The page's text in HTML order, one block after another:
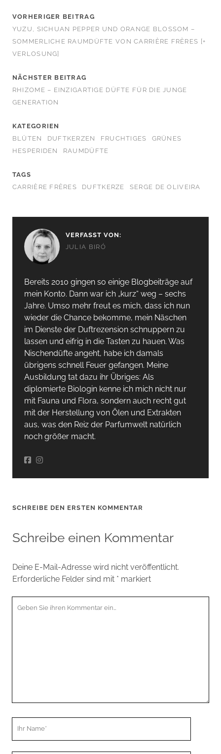
VORHERIGER BEITRAG
YUZU, SICHUAN PEPPER UND ORANGE BLOSSOM –
SOMMERLICHE RAUMDÜFTE VON CARRIÈRE FRÈRES [+
VERLOSUNG]
NÄCHSTER BEITRAG
RHIZOME – EINZIGARTIGE DÜFTE FÜR DIE JUNGE
GENERATION
KATEGORIEN
BLÜTEN
DUFTKERZEN FRUCHTIGES
GRÜNES
HESPERIDEN
RAUMDÜFTE
TAGS
CARRIÈRE FRÈRES
DUFTKERZE SERGE DE OLIVEIRA
VERFASST VON:
JULIA BIRÓ
Bereits 2010 gingen so einige Blogbeiträge auf
mein Konto. Dann war ich „kurz“ weg – sechs
Jahre. Umso mehr freut es mich, dass ich nun
wieder die Chance bekomme, mein Näschen
im Dienste der Duftrezension schnuppern zu
lassen und eifrig in die Tasten zu hauen. Was
Nischendüfte angeht, habe ich damals
übrigens schnell Feuer gefangen. Meine
Ausbildung tat dazu ihr Übriges: Als
diplomierte Biologin kenne ich mich nicht nur
mit Fauna und Flora, sondern auch recht gut
mit der Herstellung von Ölen und Extrakten
aus, was den Reiz der Parfumwelt natürlich
noch größer macht.
SCHREIBE DEN ERSTEN KOMMENTAR
Schreibe einen Kommentar
Deine E-Mail-Adresse wird nicht veröffentlicht.
Erforderliche Felder sind mit * markiert